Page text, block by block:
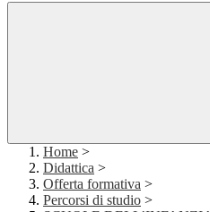
Home >
Didattica >
Offerta formativa >
Percorsi di studio >